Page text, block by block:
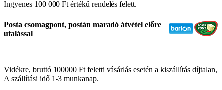
Ingyenes 100 000 Ft értékű rendelés felett.
Posta csomagpont, postán maradó átvétel előre
utalással
Vidékre, bruttó 100000 Ft feletti vásárlás esetén a kiszállítás díjtalan,
A szállítási idő 1-3 munkanap.